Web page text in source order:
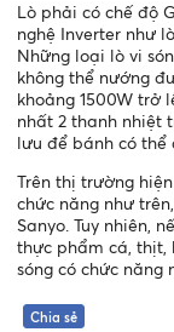
Lò phải có chế độ
nghệ Inverter như
Những loại lò vi
không thể nướng
khoảng 1500W trở
nhất 2 thanh nhiệt
lưu để bánh có thể
Trên thị trường
chức năng như
Sanyo. Tuy nhiên,
thực phẩm cá, thịt,
sóng có chức
Chia sẻ